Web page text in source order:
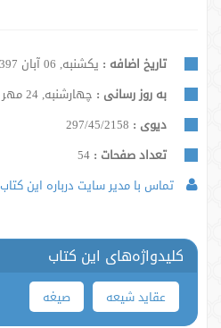
تاریخ اضافه : یکشنبه, 06 آبان 1397
به روز رسانی : چهارشنبه, 24 مهر 1398
دیوی : 297/45/2158
تعداد صفحات :
تماس با مدیر سایت درباره این کتاب
کلیدواژه‌های این کتاب
عقاید شیعه صیغه